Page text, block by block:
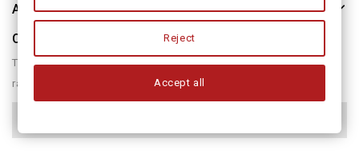
About Us
Our Newsletter
There are many variations of passages of form humour or
randomised
Reject
Accept all